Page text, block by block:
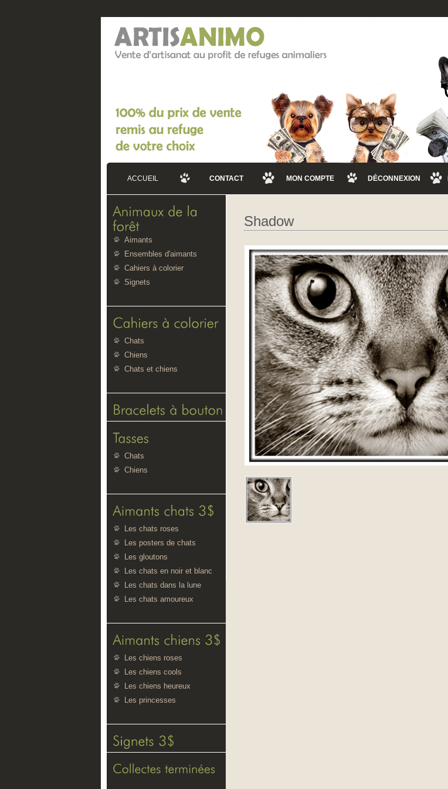
ACCUEIL CONTACT MON COMPTE DÉCONNEXION
Shadow
Aimants
Ensembles d'aimants
Cahiers à colorier
Signets
Chats
Chiens
Chats et chiens
Chats
Chiens
Les chats roses
Les posters de chats
Les gloutons
Les chats en noir et blanc
Les chats dans la lune
Les chats amoureux
Les chiens roses
Les chiens cools
Les chiens heureux
Les princesses